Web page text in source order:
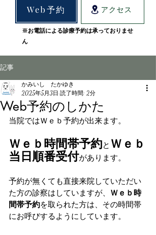
Web予約 アクセス
※お電話による診療予約は承っておりませ
ん
記事
Web予約のしかた
かみいし たかゆき
2025年5月3日 読了時間: 2分
当院ではＷｅｂ予約が出来ます。
Ｗｅｂ時間帯予約と Ｗｅｂ
当日順番受付があります。
予約が無くても直接来院していただい
た方の診察はしていますが、 Ｗｅｂ時
間帯予約を取られた方は、その時間帯
にお呼びするようにしています。